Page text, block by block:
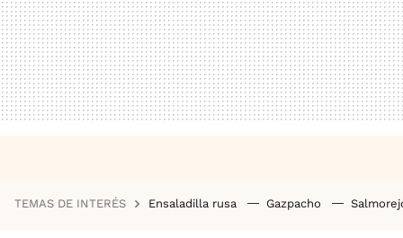
TEMAS DE INTERÉS Ensaladilla rusa Gazpacho